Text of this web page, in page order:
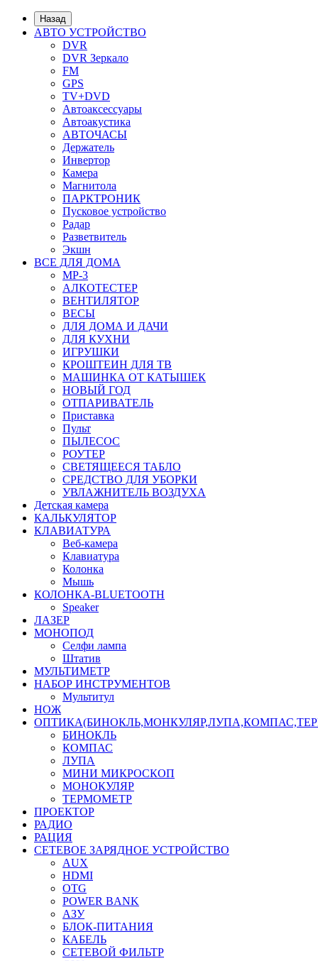
Назад
АВТО УСТРОЙСТВО
DVR
DVR Зеркало
FM
GPS
TV+DVD
Автоаксессуары
Автоакустика
АВТОЧАСЫ
Держатель
Инвертор
Камера
Магнитола
ПАРКТРОНИК
Пусковое устройство
Радар
Разветвитель
Экшн
ВСЕ ДЛЯ ДОМА
MP-3
АЛКОТЕСТЕР
ВЕНТИЛЯТОР
ВЕСЫ
ДЛЯ ДОМА И ДАЧИ
ДЛЯ КУХНИ
ИГРУШКИ
КРОШТЕИН ДЛЯ ТВ
МАШИНКА ОТ КАТЫШЕК
НОВЫЙ ГОД
ОТПАРИВАТЕЛЬ
Приставка
Пульт
ПЫЛЕСОС
РОУТЕР
СВЕТЯЩЕЕСЯ ТАБЛО
СРЕДСТВО ДЛЯ УБОРКИ
УВЛАЖНИТЕЛЬ ВОЗДУХА
Детская камера
КАЛЬКУЛЯТОР
КЛАВИАТУРА
Веб-камера
Клавиатура
Колонка
Мышь
КОЛОНКА-BLUETOOTH
Speaker
ЛАЗЕР
МОНОПОД
Селфи лампа
Штатив
МУЛЬТИМЕТР
НАБОР ИНСТРУМЕНТОВ
Мультитул
НОЖ
БИНОКЛЬ
КОМПАС
ЛУПА
МИНИ МИКРОСКОП
МОНОКУЛЯР
ТЕРМОМЕТР
ПРОЕКТОР
РАДИО
РАЦИЯ
СЕТЕВОЕ ЗАРЯДНОЕ УСТРОЙСТВО
AUX
HDMI
OTG
POWER BANK
АЗУ
БЛОК-ПИТАНИЯ
КАБЕЛЬ
СЕТЕВОЙ ФИЛЬТР